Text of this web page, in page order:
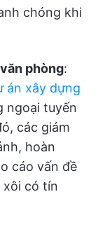
chóng khi
phòng:
án xây dựng
ngoại tuyến
các giám
hoàn
cáo vấn đề
xôi có tín